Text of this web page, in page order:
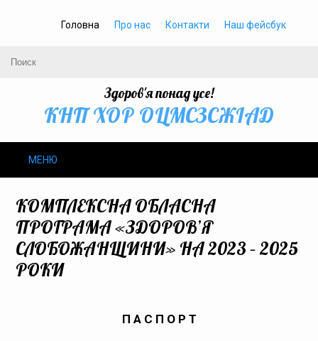
Головна Про нас Контакти Наш фейсбук
Здоров'я понад усе!
КНП ХОР ОЦМСЗСЖIАД
МЕНЮ
Громадське здоров’я
Безбар’єрність
КОМПЛЕКСНА ОБЛАСНА
ПРОГРАМА «ЗДОРОВ’Я
СЛОБОЖАНЩИНИ» НА 2023 – 2025
РОКИ
П А С П О Р Т